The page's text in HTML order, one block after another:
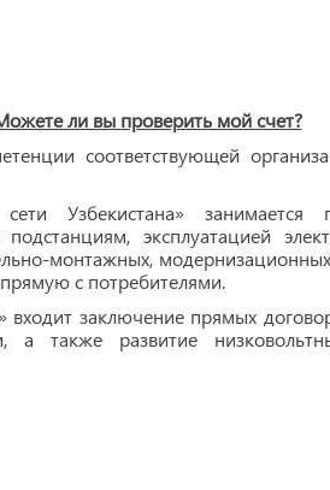
ли вы проверить мой счет?
соответствующей
Узбекистана» занимается
эксплуатацией
монтажных,
с потребителями.
заключение прямых
а также развитие